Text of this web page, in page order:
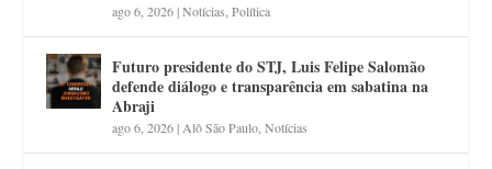
ago 6, 2026|Notícias ,Política
Futuro presidente do STJ, Luis Felipe Salomão
defende diálogo e transparência em sabatina na
Abraji
ago 6, 2026| Alô São Paulo ,Notícias